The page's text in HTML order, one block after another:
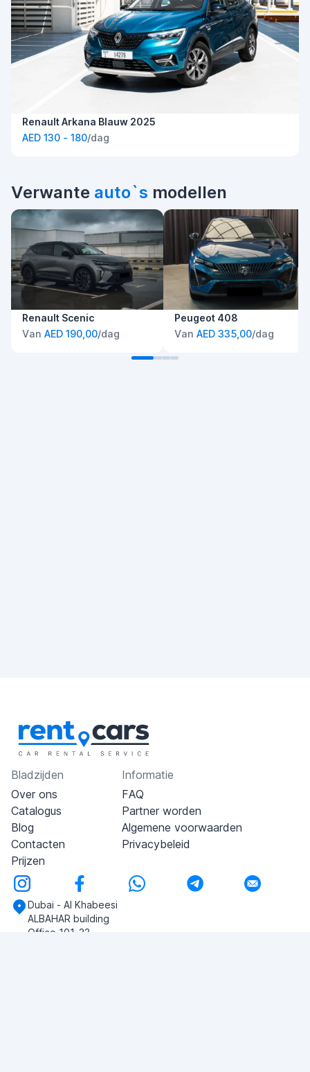
Renault Arkana Blauw 2025
AED 130 - 180/dag
Verwante auto`s modellen
Renault Scenic
Van AED 190,00/dag
Peugeot 408
Van AED 335,00/dag
Bladzijden
Over ons
Catalogus
Blog
Contacten
Prijzen
Informatie
FAQ
Partner worden
Algemene voorwaarden
Privacybeleid
Dubai - Al Khabeesi
ALBAHAR building
Office 101-33